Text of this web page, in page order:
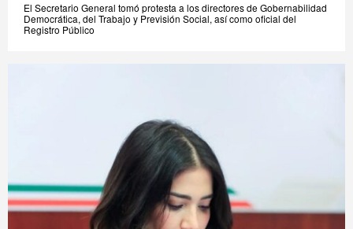
El Secretario General tomó protesta a los directores de Gobernabilidad
Democrática, del Trabajo y Previsión Social, así como oficial del
Registro Público